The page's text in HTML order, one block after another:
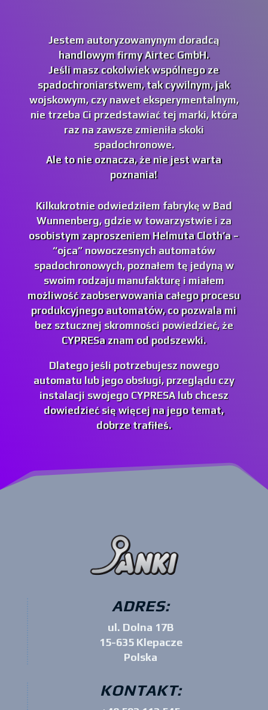
Jestem autoryzowanynym doradcą
handlowym firmy Airtec GmbH.
Jeśli masz cokolwiek wspólnego ze
spadochroniarstwem, tak cywilnym, jak
wojskowym, czy nawet eksperymentalnym,
nie trzeba Ci przedstawiać tej marki, która
raz na zawsze zmieniła skoki
spadochronowe.
Ale to nie oznacza, że nie jest warta
poznania!
Kilkukrotnie odwiedziłem fabrykę w Bad
Wunnenberg, gdzie w towarzystwie i za
osobistym zaproszeniem Helmuta Cloth’a –
“ojca” nowoczesnych automatów
spadochronowych, poznałem tę jedyną w
swoim rodzaju manufakturę i miałem
możliwość zaobserwowania całego procesu
produkcyjnego automatów, co pozwala mi
bez sztucznej skromności powiedzieć, że
CYPRESa znam od podszewki.
Dlatego jeśli potrzebujesz nowego
automatu lub jego obsługi, przeglądu czy
instalacji swojego CYPRESA lub chcesz
dowiedzieć się więcej na jego temat,
dobrze trafiłeś.
ADRES:
ul. Dolna 17B
15-635 Klepacze
Polska
KONTAKT: